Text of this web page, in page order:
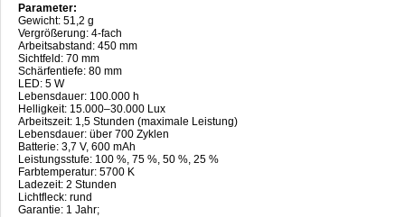
Parameter:
Gewicht: 51,2 g
Vergrößerung: 4-fach
Arbeitsabstand: 450 mm
Sichtfeld: 70 mm
Schärfentiefe: 80 mm
LED: 5 W
Lebensdauer: 100.000 h
Helligkeit: 15.000–30.000 Lux
Arbeitszeit: 1,5 Stunden (maximale Leistung)
Lebensdauer: über 700 Zyklen
Batterie: 3,7 V, 600 mAh
Leistungsstufe: 100 %, 75 %, 50 %, 25 %
Farbtemperatur: 5700 K
Ladezeit: 2 Stunden
Lichtfleck: rund
Garantie: 1 Jahr;